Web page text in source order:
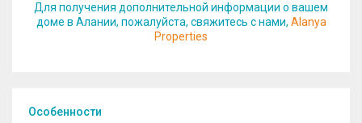
Для получения дополнительной информации о вашем
доме в Алании, пожалуйста, свяжитесь с нами, Alanya
Properties
Особенности